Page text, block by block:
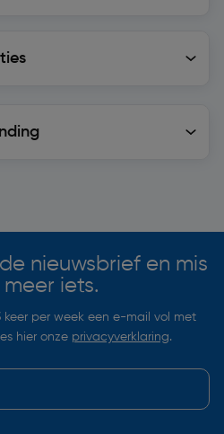
nieuwsbrief en mis
iets.
per week een e-mail vol met
hier onze privacyverklaring.